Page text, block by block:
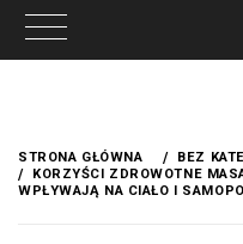
treści
STRONA GŁÓWNA
BEZ
KORZYŚCI ZDROWOTNE
WPŁYWAJĄ NA CIAŁO I